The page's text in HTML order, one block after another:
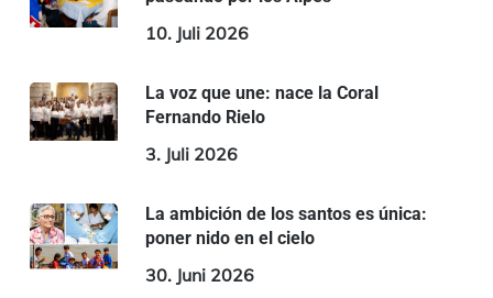
10. Juli 2026
La voz que une: nace la Coral
Fernando Rielo
3. Juli 2026
La ambición de los santos es única:
poner nido en el cielo
30. Juni 2026